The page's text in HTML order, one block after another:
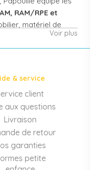
RAM/RPE et
matériel de
pour structures
offre couvre
de crèche
meubles à
tables et
barrières de
une structure
PMI.
Voir plus
& service
client
aux questions
Livraison
de retour
garanties
petite